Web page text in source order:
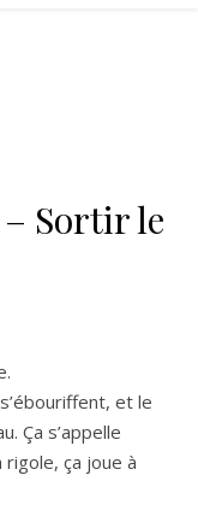
Sortir le
et le
Ça s’appelle
rigole, ça joue à